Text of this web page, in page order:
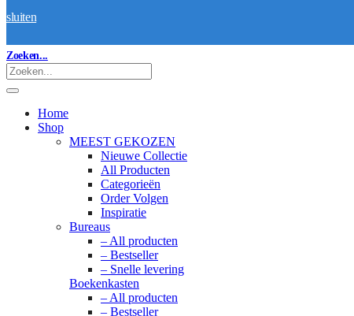
sluiten
Zoeken...
Home
Shop
MEEST GEKOZEN
Nieuwe Collectie
All Producten
Categorieën
Order Volgen
Inspiratie
Bureaus
– All producten
– Bestseller
– Snelle levering
Boekenkasten
– All producten
– Bestseller